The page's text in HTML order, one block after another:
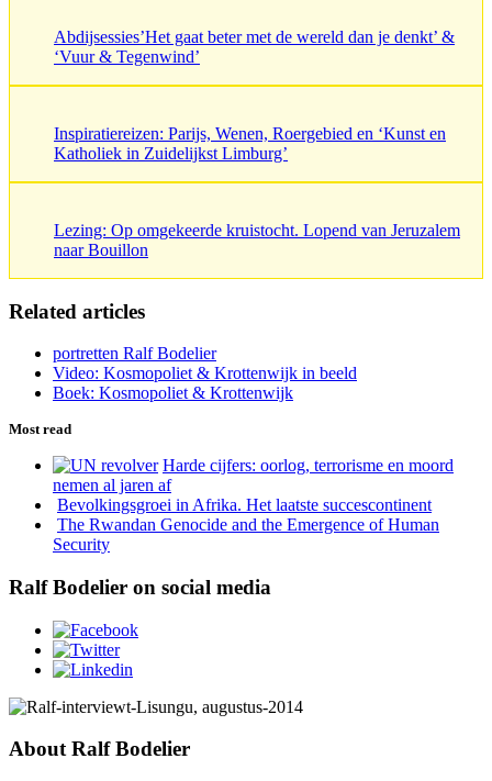
Abdijsessies’Het gaat beter met de wereld dan je denkt’ &
‘Vuur & Tegenwind’
Inspiratiereizen: Parijs, Wenen, Roergebied en ‘Kunst en
Katholiek in Zuidelijkst Limburg’
Lezing: Op omgekeerde kruistocht. Lopend van Jeruzalem
naar Bouillon
Related articles
portretten Ralf Bodelier
Video: Kosmopoliet & Krottenwijk in beeld
Boek: Kosmopoliet & Krottenwijk
Most read
Harde cijfers: oorlog, terrorisme en moord
nemen al jaren af
Bevolkingsgroei in Afrika. Het laatste succescontinent
The Rwandan Genocide and the Emergence of Human
Security
Ralf Bodelier on social media
About Ralf Bodelier